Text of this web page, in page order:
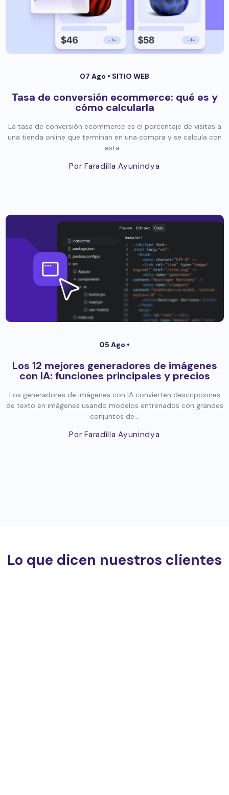
07 Ago • SITIO WEB
Tasa de conversión ecommerce: qué es y
cómo calcularla
La tasa de conversión ecommerce es el porcentaje de visitas a
una tienda online que terminan en una compra y se calcula con
esta...
Por Faradilla Ayunindya
05 Ago •
Los 12 mejores generadores de imágenes
con IA: funciones principales y precios
Los generadores de imágenes con IA convierten descripciones
de texto en imágenes usando modelos entrenados con grandes
conjuntos de...
Por Faradilla Ayunindya
Lo que dicen nuestros clientes